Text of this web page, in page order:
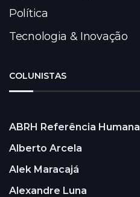
Política
Tecnologia & Inovação
COLUNISTAS
ABRH Referência Humana
Alberto Arcela
Alek Maracajá
Alexandre Luna